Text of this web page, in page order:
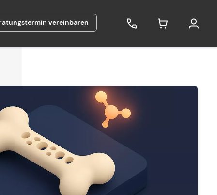
vereinbaren